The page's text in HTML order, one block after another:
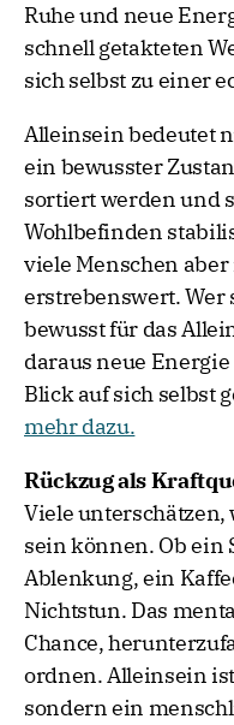
Ruhe und neue
schnell getakteten
sich selbst zu einer
Alleinsein bedeutet
ein bewusster
sortiert werden und
Wohlbefinden
viele Menschen
erstrebenswert. Wer
bewusst für das
daraus neue
Blick auf sich selbst
mehr dazu.
Rückzug als
Viele
sein können. Ob ein
Ablenkung, ein
Nichtstun. Das
Chance,
ordnen. Alleinsein
sondern ein